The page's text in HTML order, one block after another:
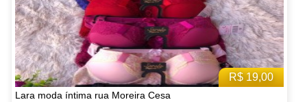
R$ 19,00
Lara moda íntima rua Moreira Cesa